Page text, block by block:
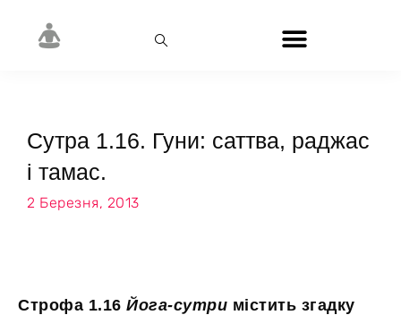
Сутра 1.16. Гуни: саттва, раджас
і тамас.
2 Березня, 2013
Строфа 1.16 Йога-сутри містить згадку